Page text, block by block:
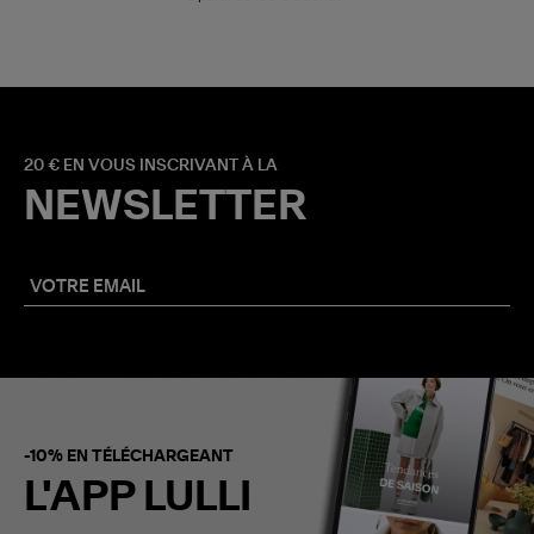
20 € EN VOUS INSCRIVANT À LA
NEWSLETTER
-10% EN TÉLÉCHARGEANT
L'APP LULLI